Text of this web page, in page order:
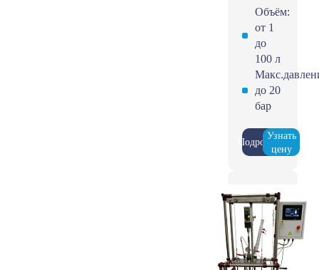
Объём:
от 1
до
100 л
до 20
бар
Подробнее
Узнать
цену